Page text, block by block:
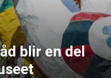
blir en del